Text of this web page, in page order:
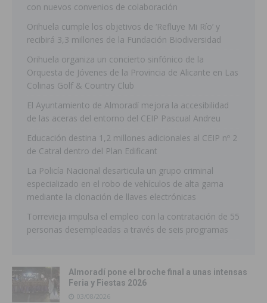
con nuevos convenios de colaboración
Orihuela cumple los objetivos de ‘Refluye Mi Río’ y
recibirá 3,3 millones de la Fundación Biodiversidad
Orihuela organiza un concierto sinfónico de la
Orquesta de Jóvenes de la Provincia de Alicante en Las
Colinas Golf & Country Club
El Ayuntamiento de Almoradí mejora la accesibilidad
de las aceras del entorno del CEIP Pascual Andreu
Educación destina 1,2 millones adicionales al CEIP nº 2
de Catral dentro del Plan Edificant
La Policía Nacional desarticula un grupo criminal
especializado en el robo de vehículos de alta gama
mediante la clonación de llaves electrónicas
Torrevieja impulsa el empleo con la contratación de 55
personas desempleadas a través de seis programas
Almoradí pone el broche final a unas intensas
Feria y Fiestas 2026
03/08/2026